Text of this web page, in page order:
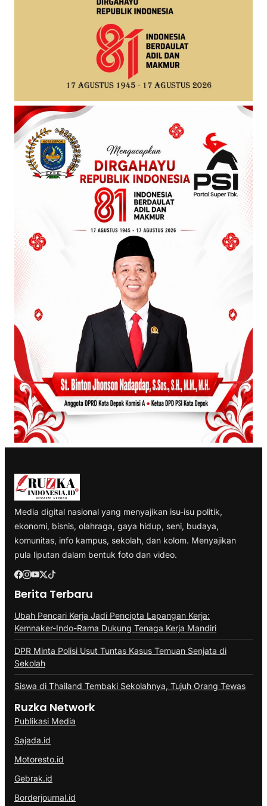
Media digital nasional yang menyajikan isu-isu politik,
ekonomi, bisnis, olahraga, gaya hidup, seni, budaya,
komunitas, info kampus, sekolah, dan kolom. Menyajikan
pula liputan dalam bentuk foto dan video.
Berita Terbaru
Ubah Pencari Kerja Jadi Pencipta Lapangan Kerja:
Kemnaker-Indo-Rama Dukung Tenaga Kerja Mandiri
DPR Minta Polisi Usut Tuntas Kasus Temuan Senjata di
Sekolah
Siswa di Thailand Tembaki Sekolahnya, Tujuh Orang Tewas
Ruzka Network
Publikasi Media
Sajada.id
Motoresto.id
Gebrak.id
Borderjournal.id